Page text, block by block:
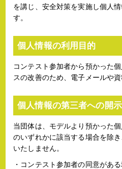
を講じ、安全対策を実施し個人
す。
個人情報の利用目的
コンテスト参加者から預かった
スの改善のため、電子メールや
個人情報の第三者への開
当団体は、モデルより預かった
のいずれかに該当する場合を除
いたしません。
・コンテスト参加者の同意があ